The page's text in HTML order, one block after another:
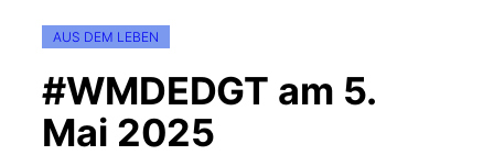
AUS DEM LEBEN
#WMDEDGT am 5.
Mai 2025